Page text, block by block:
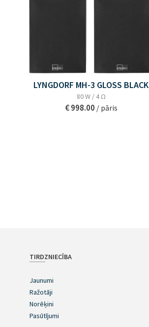
LYNGDORF MH-3 GLOSS BLACK
80 W / 4 Ω
€ 998.00 / pāris
TIRDZNIECĪBA
Jaunumi
Ražotāji
Norēķini
Pasūtījumi